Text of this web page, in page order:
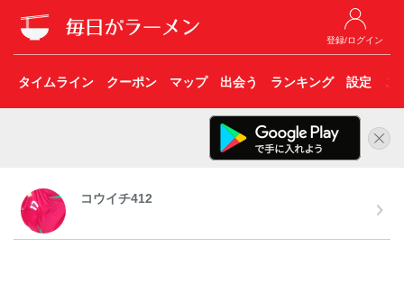
登録/ログイン
タイムライン クーポン マップ 出会う ランキング 設定 こ
コウイチ412